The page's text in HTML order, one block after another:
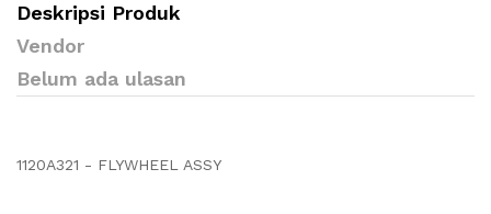
Deskripsi Produk
Vendor
Belum ada ulasan
1120A321 - FLYWHEEL ASSY